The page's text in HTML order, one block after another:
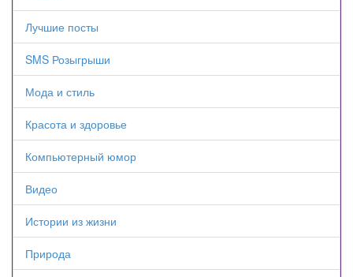
Лучшие посты
SMS Розыгрыши
Мода и стиль
Красота и здоровье
Компьютерный юмор
Видео
Истории из жизни
Природа